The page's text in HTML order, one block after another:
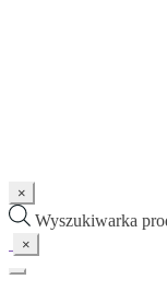
×
Wyszukiwarka
×